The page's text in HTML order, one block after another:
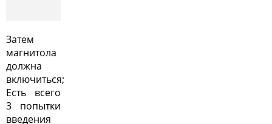
Затем
магнитола
должна
включиться;
Есть всего
3 попытки
введения